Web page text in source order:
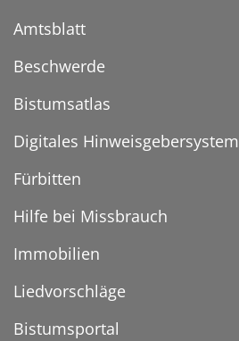
Amtsblatt
Beschwerde
Bistumsatlas
Digitales Hinweisgebersystem
Fürbitten
Hilfe bei Missbrauch
Immobilien
Liedvorschläge
Bistumsportal